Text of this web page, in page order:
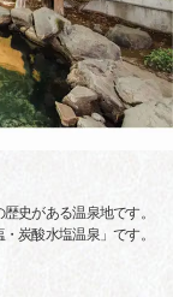
史がある温泉地です。
炭酸水塩温泉」です。